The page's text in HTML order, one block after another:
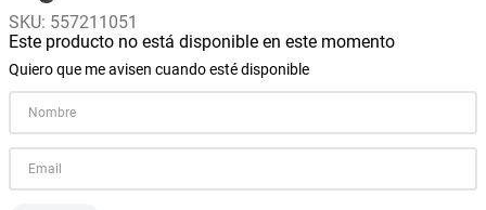
SKU: 557211051
Este producto no está disponible en este momento
Quiero que me avisen cuando esté disponible